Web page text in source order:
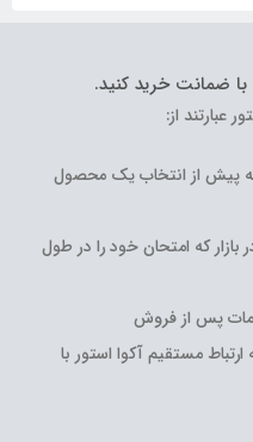
با ضمانت خرید کنید.
عبارتند از:
پیش از انتخاب یک محصول
که امتحان خود را در طول
پس از فروش
مستقیم آکوا استور با